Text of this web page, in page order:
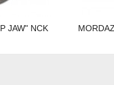
JAW" NCK